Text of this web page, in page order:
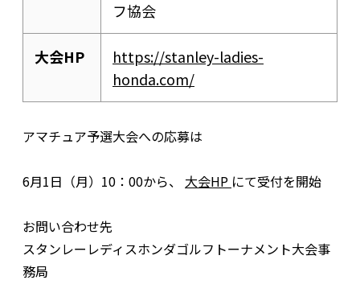
フ協会
大会HP
https://stanley-ladies-
honda.com/
アマチュア予選大会への応募は
6月1日（月）10：00から、 大会HP にて受付を開始
お問い合わせ先
スタンレーレディスホンダゴルフトーナメント大会事
務局